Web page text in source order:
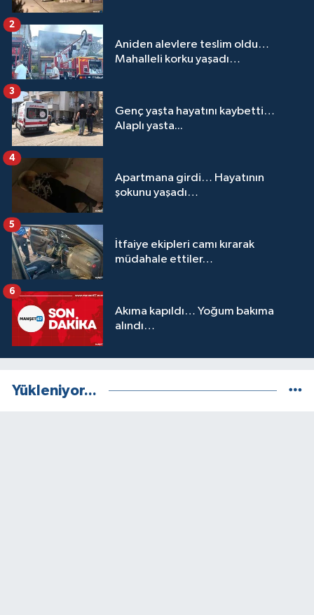
Aniden alevlere teslim oldu…
Mahalleli korku yaşadı…
2
Genç yaşta hayatını kaybetti…
Alaplı yasta...
3
Apartmana girdi… Hayatının
şokunu yaşadı…
4
İtfaiye ekipleri camı kırarak
müdahale ettiler…
5
Akıma kapıldı… Yoğum bakıma
alındı…
6
Yükleniyor...